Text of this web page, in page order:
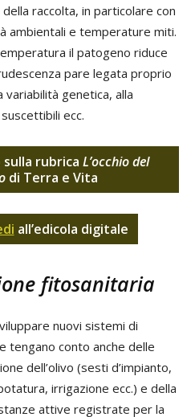
raccolta, in particolare con
ambientali e temperature miti.
il patogeno riduce
pare legata proprio
variabilità genetica, alla
ecc.
rubrica L’occhio del
di Terra e Vita
all’edicola digitale
fitosanitaria
nuovi sistemi di
tengano conto anche delle
dell’olivo (sesti d’impianto,
irrigazione ecc.) e della
attive registrate per la